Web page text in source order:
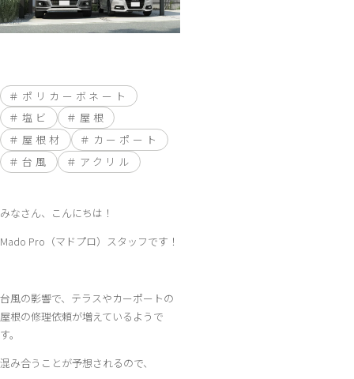
ポリカーボネート
塩ビ
屋根
屋根材
カーポート
台風
アクリル
みなさん、こんにちは！
Mado Pro（マドプロ）スタッフです！
台風の影響で、テラスやカーポートの
屋根の修理依頼が増えているようで
す。
混み合うことが予想されるので、